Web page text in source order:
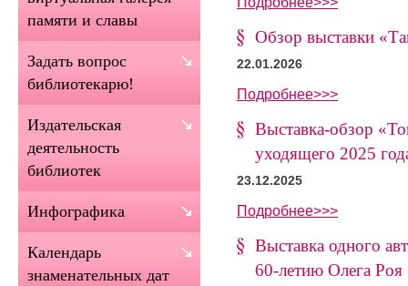
Обзор выставки
22.01.2026
Подробнее>>>
Выставка-обзор
уходящего 2025
23.12.2025
Подробнее>>>
Выставка одного
60-летию Олега Роя
памяти и славы
Задать вопрос
библиотекарю!
Издательская
деятельность
библиотек
Инфографика
Календарь
знаменательных дат